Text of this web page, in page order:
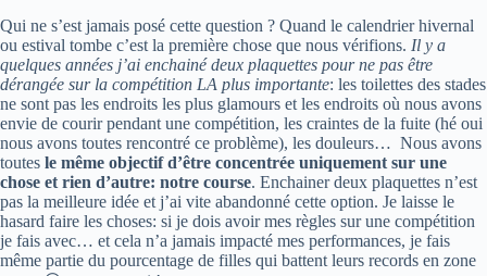
Qui ne s’est jamais posé cette question ? Quand le calendrier hivernal
ou estival tombe c’est la première chose que nous vérifions. Il y a
quelques années j’ai enchainé deux plaquettes pour ne pas être
dérangée sur la compétition LA plus importante: les toilettes des stades
ne sont pas les endroits les plus glamours et les endroits où nous avons
envie de courir pendant une compétition, les craintes de la fuite (hé oui
nous avons toutes rencontré ce problème), les douleurs… Nous avons
toutes le même objectif d’être concentrée uniquement sur une
chose et rien d’autre: notre course. Enchainer deux plaquettes n’est
pas la meilleure idée et j’ai vite abandonné cette option. Je laisse le
hasard faire les choses: si je dois avoir mes règles sur une compétition
je fais avec… et cela n’a jamais impacté mes performances, je fais
même partie du pourcentage de filles qui battent leurs records en zone